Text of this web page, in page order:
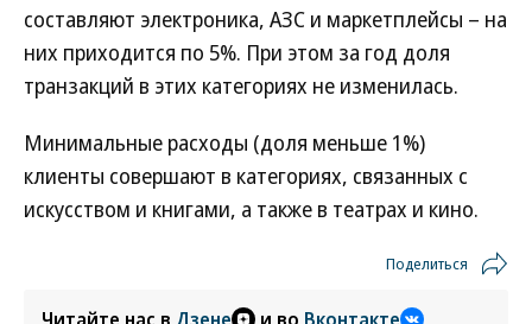
составляют электроника, АЗС и маркетплейсы – на
них приходится по 5%. При этом за год доля
транзакций в этих категориях не изменилась.
Минимальные расходы (доля меньше 1%)
клиенты совершают в категориях, связанных с
искусством и книгами, а также в театрах и кино.
Поделиться